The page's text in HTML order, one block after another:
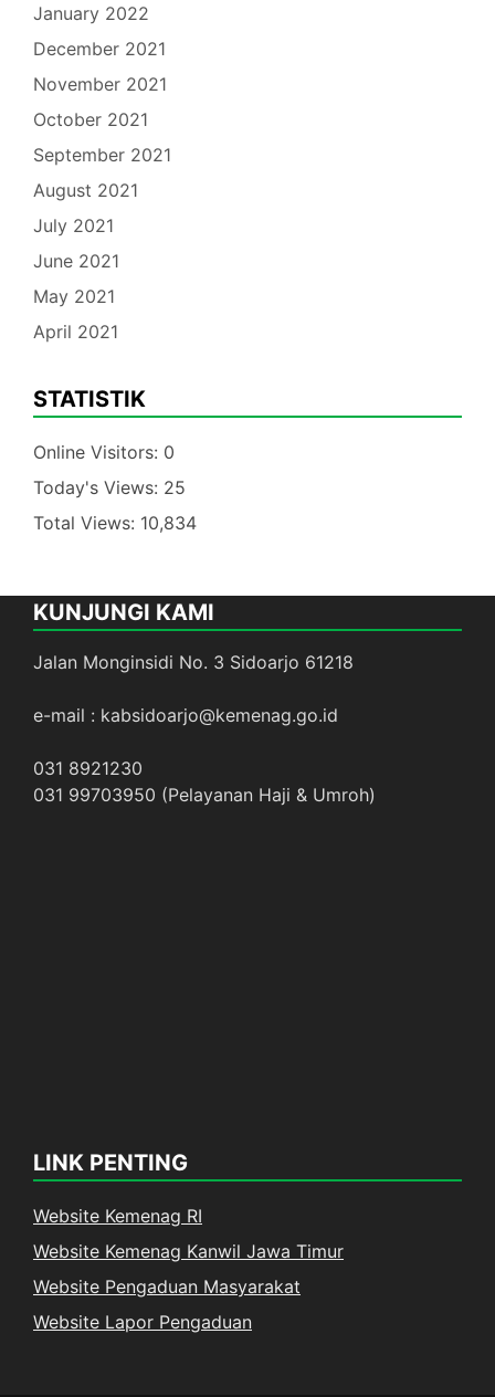
January 2022
December 2021
November 2021
October 2021
September 2021
August 2021
July 2021
June 2021
May 2021
April 2021
STATISTIK
Online Visitors: 0
Today's Views: 25
Total Views: 10,834
KUNJUNGI KAMI
Jalan Monginsidi No. 3 Sidoarjo 61218
e-mail : kabsidoarjo@kemenag.go.id
031 8921230
031 99703950 (Pelayanan Haji & Umroh)
LINK PENTING
Website Kemenag RI
Website Kemenag Kanwil Jawa Timur
Website Pengaduan Masyarakat
Website Lapor Pengaduan